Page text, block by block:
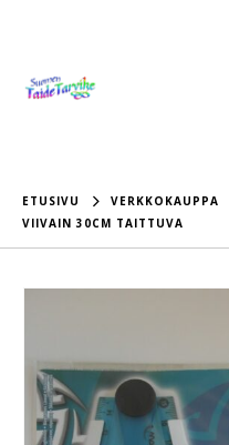
ETUSIVU VERKKOKAUPPA
VIIVAIN 30CM TAITTUVA